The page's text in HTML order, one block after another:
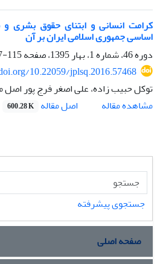
کرامت انسانی و ابتنای حقوق بشری
اساسی جمهوری اسلامی ایران بر آن
دوره 46، شماره 1، بهار 1395، صفحه
115-137
10.22059/jplsq.2016.57468
توکل حبیب زاده، علی اصغر فرج پور
مشاهده مقاله
اصل مقاله 600.28 K
جستجوی پیشرفته
صفحه اصلی